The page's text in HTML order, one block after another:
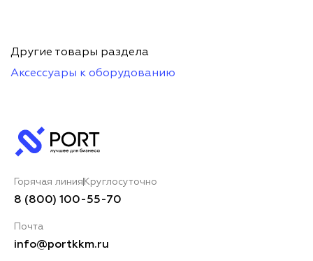
Другие товары раздела
Аксессуары к оборудованию
Горячая линия Круглосуточно
8 (800) 100-55-70
Почта
info@portkkm.ru